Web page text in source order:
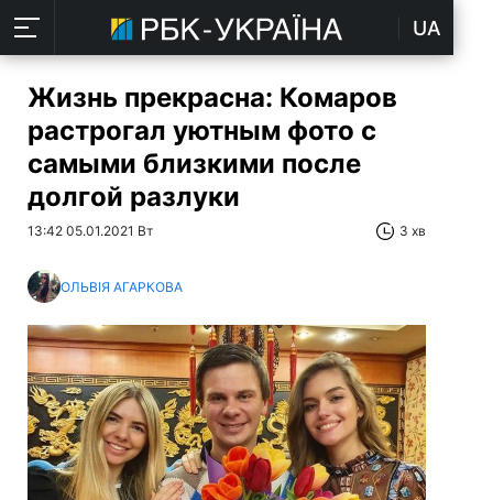
UA
Жизнь прекрасна: Комаров
растрогал уютным фото с
самыми близкими после
долгой разлуки
13:42 05.01.2021 Вт 3 хв
ОЛЬВІЯ АГАРКОВА